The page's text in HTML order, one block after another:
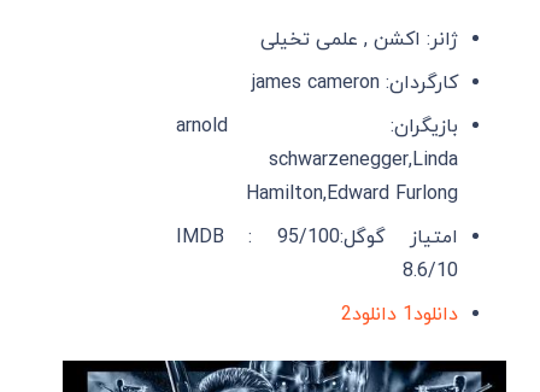
ژانر: اکشن , علمی تخیلی
کارگردان: james cameron
بازیگران: arnold
schwarzenegger,Linda
Hamilton,Edward Furlong
امتیاز گوگل:95/100 IMDB :
8.6/10
دانلود1
دانلود2